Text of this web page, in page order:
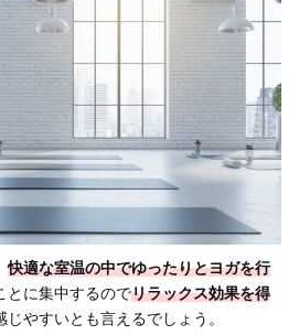
快適な室温の中でゆったりとヨガを行
とに集中するのでリラックス効果を得
じやすいとも言えるでしょう。